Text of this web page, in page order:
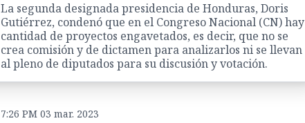
La segunda designada presidencia de Honduras, Doris
Gutiérrez, condenó que en el Congreso Nacional (CN) hay
cantidad de proyectos engavetados, es decir, que no se
crea comisión y de dictamen para analizarlos ni se llevan
al pleno de diputados para su discusión y votación.
7:26 PM 03 mar. 2023